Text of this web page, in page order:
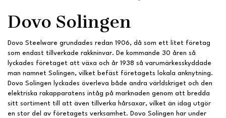
Dovo Solingen
Dovo Steelware grundades redan 1906, då som ett litet företag
som endast tillverkade rakkninvar. De kommande 30 åren så
lyckades företaget att växa och år 1938 så varumärkesskyddade
man namnet Solingen, vilket befäst företagets lokala anknytning.
Dovo Solingen lyckades överleva både andra världskriget och den
elektriska rakapparatens intåg på marknaden genom att bredda
sitt sortiment till att även tillverka hårsaxar, vilket än idag utgör
en stor del av företagets verksamhet. Dovo Solingen har under